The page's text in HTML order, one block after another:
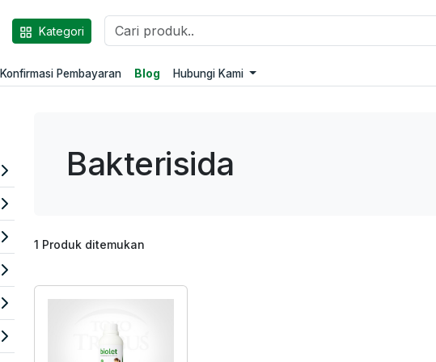
Kategori
Konfirmasi Pembayaran Blog Hubungi Kami
Bakterisida
1 Produk ditemukan